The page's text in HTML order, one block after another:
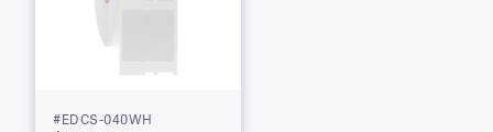
#EDCS-040WH